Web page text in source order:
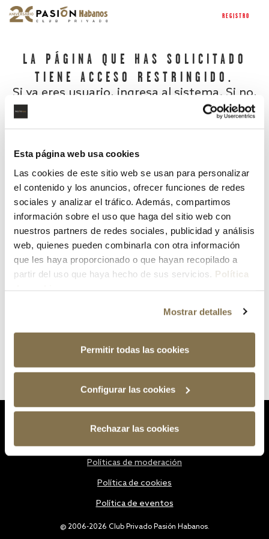
Esta página web usa cookies
Las cookies de este sitio web se usan para personalizar
el contenido y los anuncios, ofrecer funciones de redes
sociales y analizar el tráfico. Además, compartimos
información sobre el uso que haga del sitio web con
nuestros partners de redes sociales, publicidad y análisis
web, quienes pueden combinarla con otra información
que les haya proporcionado o que hayan recopilado a
partir del uso que haya hecho de sus servicios. Política
Mostrar detalles
Permitir todas las cookies
Configurar las cookies
Rechazar las cookies
REGISTRO
LA PÁGINA QUE HAS SOLICITADO
TIENE ACCESO RESTRINGIDO.
Si ya eres usuario, ingresa al sistema. Si no,
¿Has olvidado tu contraseña?
@ 2006-2026 Club Privado Pasión Habanos.
Políticas de moderación
Política de cookies
Política de eventos